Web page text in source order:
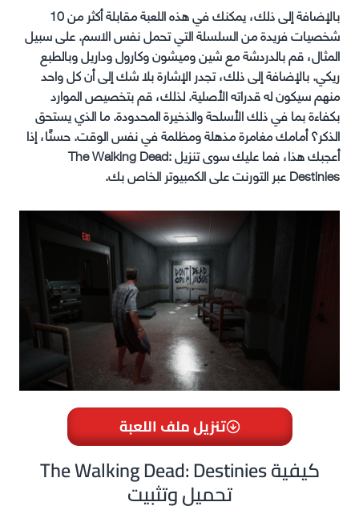
بالإضافة إلى ذلك، يمكنك في هذه اللعبة مقابلة أكثر من 10
شخصيات فريدة من السلسلة التي تحمل نفس الاسم. على سبيل
المثال، قم بالدردشة مع شين وميشون وكارول وداريل وبالطبع
ريكي. بالإضافة إلى ذلك، تجدر الإشارة بلا شك إلى أن كل واحد
منهم سيكون له قدراته الأصلية. لذلك، قم بتخصيص الموارد
بكفاءة بما في ذلك الأسلحة والذخيرة المحدودة. ما الذي يستحق
الذكر؟ أمامك مغامرة مذهلة ومظلمة في نفس الوقت. حسنًا، إذا
أعجبك هذا، فما عليك سوى تنزيل The Walking Dead:
Destinies عبر التورنت على الكمبيوتر الخاص بك.
تنزيل ملف اللعبة
The Walking Dead: Destinies كيفية
تحميل وتثبيت